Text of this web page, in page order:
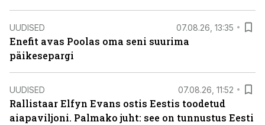
UUDISED 07.08.26, 13:35
Enefit avas Poolas oma seni suurima
päikesepargi
UUDISED 07.08.26, 11:52
Rallistaar Elfyn Evans ostis Eestis toodetud
aiapaviljoni. Palmako juht: see on tunnustus Eesti